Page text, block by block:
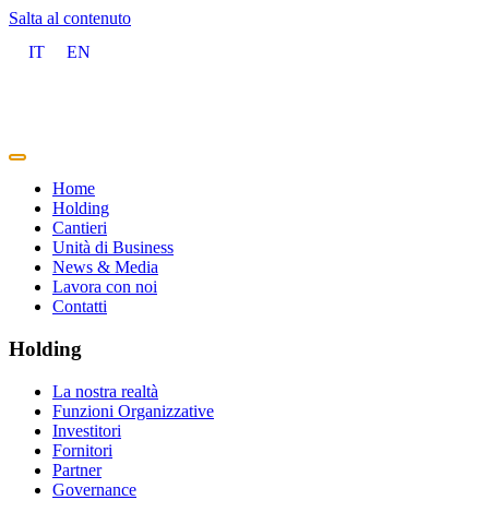
Salta al contenuto
IT
EN
Home
Holding
Cantieri
Unità di Business
News & Media
Lavora con noi
Contatti
Holding
La nostra realtà
Funzioni Organizzative
Investitori
Fornitori
Partner
Governance